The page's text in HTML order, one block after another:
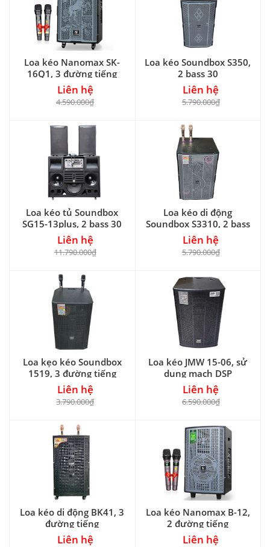
Loa kéo Nanomax SK-
16Q1, 3 đường tiếng
Liên hệ
4.590.000₫
Loa kéo Soundbox S350,
2 bass 30
Liên hệ
5.790.000₫
Loa kéo tủ Soundbox
SG15-13plus, 2 bass 30
Liên hệ
11.790.000₫
Loa kéo di động
Soundbox S3310, 2 bass
30
Liên hệ
5.790.000₫
Loa kẹo kéo Soundbox
1519, 3 đường tiếng
Liên hệ
3.790.000₫
Loa kéo JMW 15-06, sử
dụng mạch DSP
Liên hệ
6.590.000₫
Loa kéo di động BK41, 3
đường tiếng
Liên hệ
Loa kéo Nanomax B-12,
2 đường tiếng
Liên hệ